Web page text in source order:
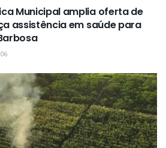
Municipal amplia oferta de
assistência em saúde para